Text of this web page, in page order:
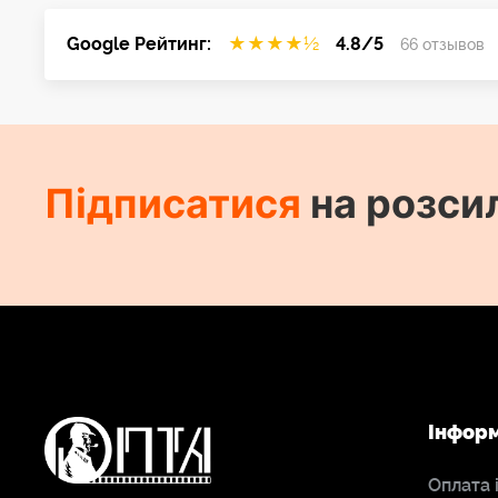
Google Рейтинг: ★ ★ ★ ★½ 4.8/5 66 отзывов
Підписатися на
Оплата